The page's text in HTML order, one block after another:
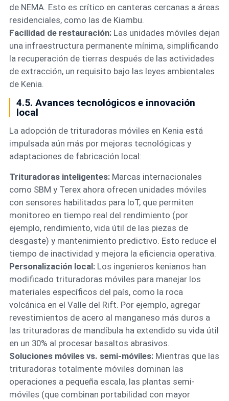
de NEMA. Esto es crítico en canteras cercanas a áreas
residenciales, como las de Kiambu.
Facilidad de restauración:Las unidades móviles dejan
una infraestructura permanente mínima, simplificando
la recuperación de tierras después de las actividades
de extracción, un requisito bajo las leyes ambientales
de Kenia.
4.5. Avances tecnológicos e innovación
local
La adopción de trituradoras móviles en Kenia está
impulsada aún más por mejoras tecnológicas y
adaptaciones de fabricación local:
Trituradoras inteligentes:Marcas internacionales
como SBM y Terex ahora ofrecen unidades móviles
con sensores habilitados para IoT, que permiten
monitoreo en tiempo real del rendimiento (por
ejemplo, rendimiento, vida útil de las piezas de
desgaste) y mantenimiento predictivo. Esto reduce el
tiempo de inactividad y mejora la eficiencia operativa.
Personalización local:Los ingenieros kenianos han
modificado trituradoras móviles para manejar los
materiales específicos del país, como la roca
volcánica en el Valle del Rift. Por ejemplo, agregar
revestimientos de acero al manganeso más duros a
las trituradoras de mandíbula ha extendido su vida útil
en un 30% al procesar basaltos abrasivos.
Soluciones móviles vs. semi-móviles:Mientras que las
trituradoras totalmente móviles dominan las
operaciones a pequeña escala, las plantas semi-
móviles (que combinan portabilidad con mayor